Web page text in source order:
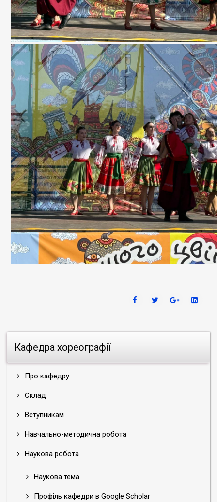
Кафедра хореографії
Про кафедру
Склад
Вступникам
Навчально-методична робота
Наукова робота
Наукова тема
Профіль кафедри в Google Scholar